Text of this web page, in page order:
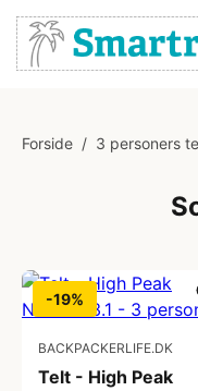
Forside / 3 personers
-19%
BACKPACKERLIFE.DK
Telt - High Peak